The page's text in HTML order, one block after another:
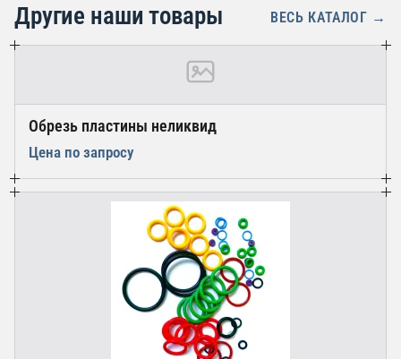
продукции. Копии предоставляются вместе с
Другие наши товары ВЕСЬ КАТАЛОГ →
Обрезь пластины неликвид
Цена по запросу